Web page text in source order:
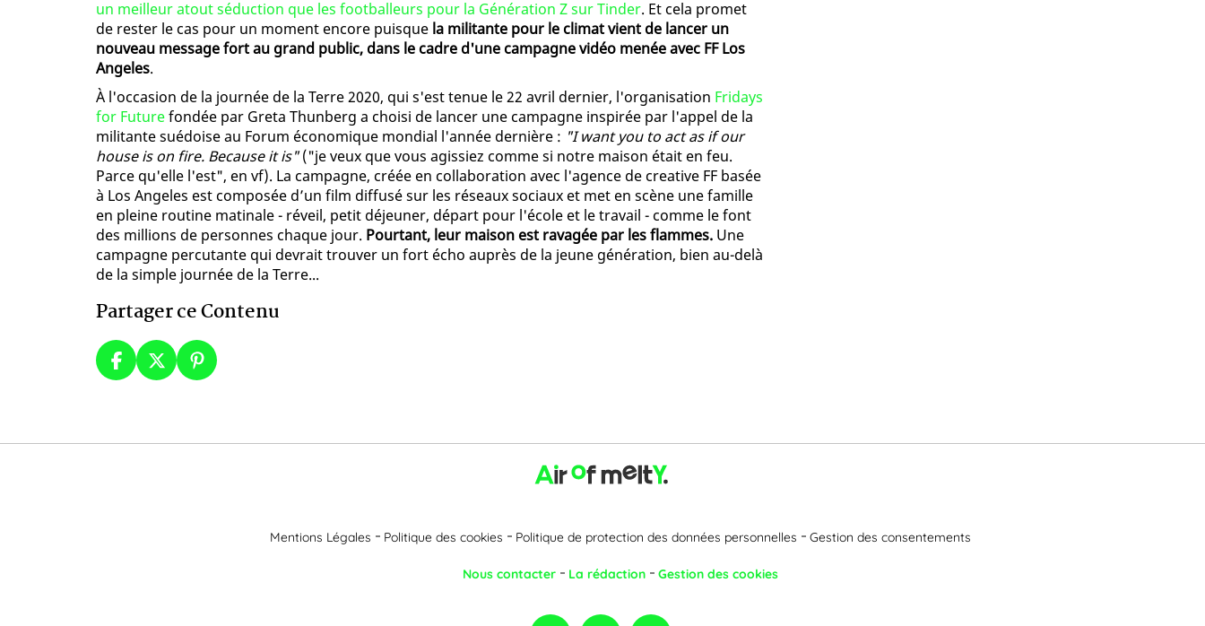
un meilleur atout séduction que les footballeurs pour la Génération Z sur Tinder. Et cela promet
de rester le cas pour un moment encore puisque la militante pour le climat vient de lancer un
nouveau message fort au grand public, dans le cadre d'une campagne vidéo menée avec FF Los
Angeles.
À l'occasion de la journée de la Terre 2020, qui s'est tenue le 22 avril dernier, l'organisation Fridays
for Futurefondée par Greta Thunberg a choisi de lancer une campagne inspirée par l'appel de la
militante suédoise au Forum économique mondial l'année dernière : "I want you to act as if our
house is on fire. Because it is"("je veux que vous agissiez comme si notre maison était en feu.
Parce qu'elle l'est", en vf). La campagne, créée en collaboration avec l'agence de creative FF basée
à Los Angeles est composée d’un film diffusé sur les réseaux sociaux et met en scène une famille
en pleine routine matinale - réveil, petit déjeuner, départ pour l'école et le travail - comme le font
des millions de personnes chaque jour. Pourtant, leur maison est ravagée par les flammes. Une
campagne percutante qui devrait trouver un fort écho auprès de la jeune génération, bien au-delà
de la simple journée de la Terre...
Partager ce Contenu
Mentions Légales Politique des cookies Politique de protection des données personnelles Gestion des consentements
Nous contacter La rédaction Gestion des cookies